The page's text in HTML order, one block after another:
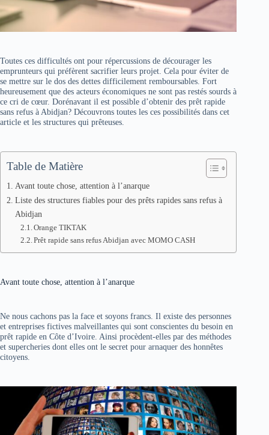
Toutes ces difficultés ont pour répercussions de décourager les
emprunteurs qui préfèrent sacrifier leurs projet. Cela pour éviter de
se mettre sur le dos des dettes difficilement remboursables. Fort
heureusement que des acteurs économiques ne sont pas restés sourds à
ce cri de cœur. Dorénavant il est possible d’obtenir des prêt rapide
sans refus à Abidjan? Découvrons toutes les ces possibilités dans cet
article et les structures qui prêteuses.
Table de Matière
Avant toute chose, attention à l’anarque
Liste des structures fiables pour des prêts rapides sans refus à
Abidjan
Orange TIKTAK
Prêt rapide sans refus Abidjan avec MOMO CASH
Avant toute chose, attention à l’anarque
Ne nous cachons pas la face et soyons francs. Il existe des personnes
et entreprises fictives malveillantes qui sont conscientes du besoin en
prêt rapide en Côte d’Ivoire. Ainsi procèdent-elles par des méthodes
et supercheries dont elles ont le secret pour arnaquer des honnêtes
citoyens.